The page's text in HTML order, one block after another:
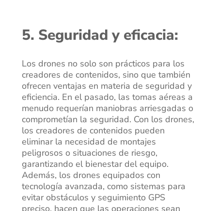
5. Seguridad y eficacia:
Los drones no solo son prácticos para los
creadores de contenidos, sino que también
ofrecen ventajas en materia de seguridad y
eficiencia. En el pasado, las tomas aéreas a
menudo requerían maniobras arriesgadas o
comprometían la seguridad. Con los drones,
los creadores de contenidos pueden
eliminar la necesidad de montajes
peligrosos o situaciones de riesgo,
garantizando el bienestar del equipo.
Además, los drones equipados con
tecnología avanzada, como sistemas para
evitar obstáculos y seguimiento GPS
preciso, hacen que las operaciones sean